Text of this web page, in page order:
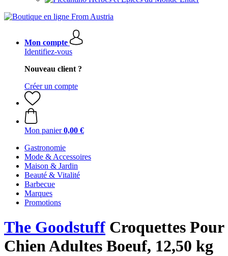
Mon compte
Identifiez-vous
Nouveau client ?
Créer un compte
Mon panier 0,00 €
Gastronomie
Mode & Accessoires
Maison & Jardin
Beauté & Vitalité
Barbecue
Marques
Promotions
The Goodstuff Croquettes Pour
Chien Adultes Boeuf, 12,50 kg